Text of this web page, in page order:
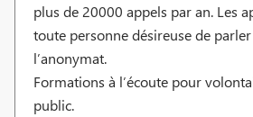
plus de 20000 appels par an. Les
toute personne désireuse de
l’anonymat.
Formations à l’écoute pour
public.